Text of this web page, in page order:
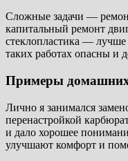
Сложные задачи —
капитальный ремонт
стеклопластика —
таких работах опасны и
Примеры домашних
Лично я занимался
перенастройкой
и дало хорошее
улучшают комфорт и